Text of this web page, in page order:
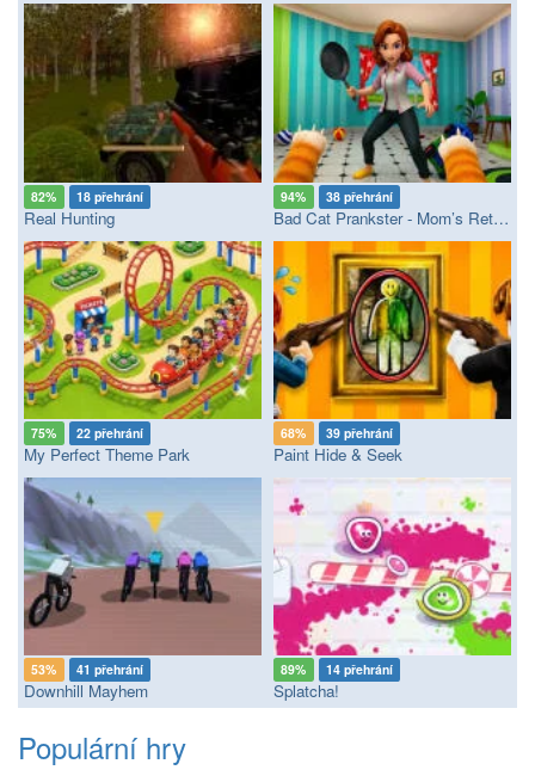
82% 18 přehrání
Real Hunting
94% 38 přehrání
Bad Cat Prankster - Mom’s Return
75% 22 přehrání
My Perfect Theme Park
68% 39 přehrání
Paint Hide & Seek
53% 41 přehrání
Downhill Mayhem
89% 14 přehrání
Splatcha!
Populární hry